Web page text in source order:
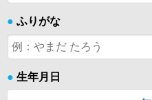
● ふりがな
● 生年月日